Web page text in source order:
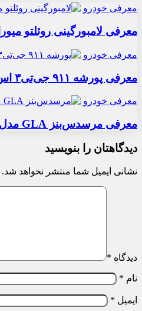
معرفی خودرو
معرفی لامبورگینی روئلتو میورا ۶۰ هومج ۲۰۲۶: پرچم‌دار هیبریدی
معرفی خودرو
معرفی پورشه ۹۱۱ جی‌تی۳ اس‌سی ۲۰۲۷: با سقف کاملاً برقی
معرفی خودرو
معرفی مرسدس‌بنز GLA مدل ۲۰۲۷: تحول دیجیتال
دیدگاهتان را بنویسید
نشانی ایمیل شما منتشر نخواهد شد.
دیدگاه *
نام *
ایمیل *